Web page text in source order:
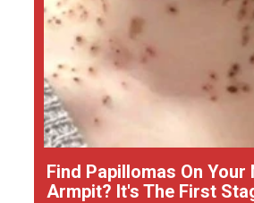
Find Papillomas On Your
Armpit? It's The First